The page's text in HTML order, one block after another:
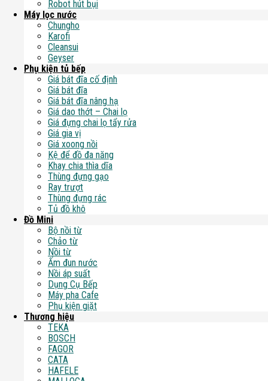
Robot hút bụi
Máy lọc nước
Chungho
Karofi
Cleansui
Geyser
Phụ kiện tủ bếp
Giá bát đĩa cố định
Giá bát đĩa
Giá bát đĩa nâng hạ
Giá dao thớt – Chai lọ
Giá đựng chai lọ tẩy rửa
Giá gia vị
Giá xoong nồi
Kệ để đồ đa năng
Khay chia thìa dĩa
Thùng đựng gạo
Ray trượt
Thùng đựng rác
Tủ đồ khô
Đồ Mini
Bộ nồi từ
Chảo từ
Nồi từ
Ấm đun nước
Nồi áp suất
Dụng Cụ Bếp
Máy pha Cafe
Phụ kiện giặt
Thương hiệu
TEKA
BOSCH
FAGOR
CATA
HAFELE